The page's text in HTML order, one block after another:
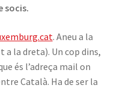
socis.
. Aneu a la
a la dreta). Un cop dins,
és l’adreça mail on
Català. Ha de ser la